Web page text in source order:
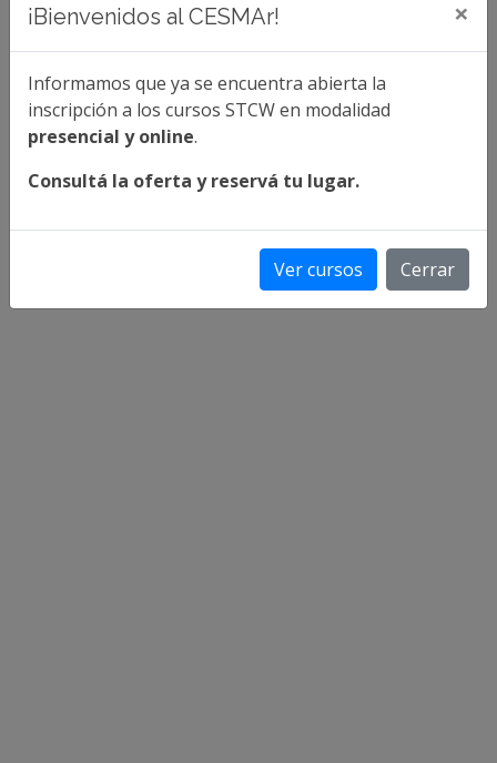
Contacto
¡Bienvenidos al CESMAr! ×
Informamos que ya se encuentra abierta la
inscripción a los cursos STCW en modalidad
presencial y online.
Consultá la oferta y reservá tu lugar.
Ver cursos Cerrar